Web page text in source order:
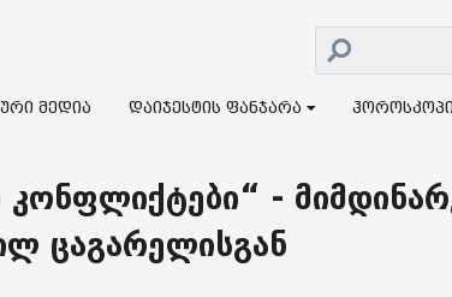
მედია დაიჯესტის ფანჯარა
-
ცაგარელისგან